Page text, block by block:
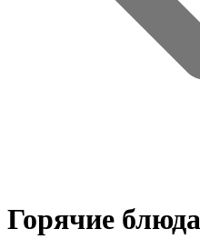
Горячие блюда